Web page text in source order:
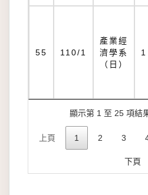
55 110/1
產業經
濟學系
（日）
1
顯示第 1 至 25 項結
上頁 1 2 3
下頁